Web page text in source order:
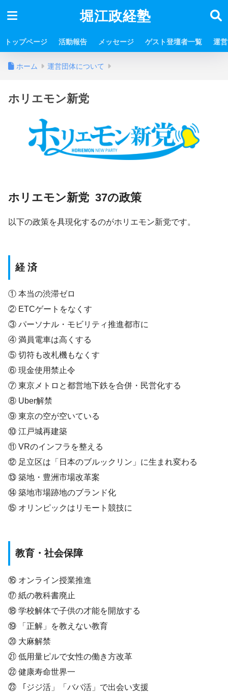
堀江政経塾
トップページ 活動報告 メッセージ ゲスト登壇者一覧 運
ホーム 運営団体について
ホリエモン新党
ホリエモン新党 37の政策
以下の政策を具現化するのがホリエモン新党です。
経 済
① 本当の渋滞ゼロ
② ETCゲートをなくす
③ パーソナル・モビリティ推進都市に
④ 満員電車は高くする
⑤ 切符も改札機もなくす
⑥ 現金使用禁止令
⑦ 東京メトロと都営地下鉄を合併・民営化する
⑧ Uber解禁
⑨ 東京の空が空いている
⑩ 江戸城再建築
⑪ VRのインフラを整える
⑫ 足立区は「日本のブルックリン」に生まれ変わる
⑬ 築地・豊洲市場改革案
⑭ 築地市場跡地のブランド化
⑮ オリンピックはリモート競技に
教育・社会保障
⑯ オンライン授業推進
⑰ 紙の教科書廃止
⑱ 学校解体で子供の才能を開放する
⑲ 「正解」を教えない教育
⑳ 大麻解禁
㉑ 低用量ピルで女性の働き方改革
㉒ 健康寿命世界一
㉓ 「ジジ活」「ババ活」で出会い支援